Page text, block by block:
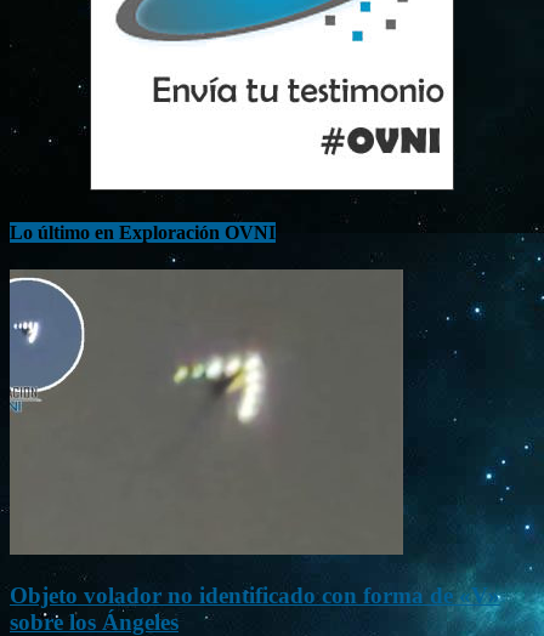
Lo último en Exploración OVNI
Objeto volador no identificado con forma de «V»
sobre los Ángeles